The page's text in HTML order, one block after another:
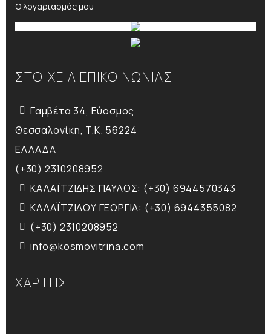
Ο λογαριασμός μου
ΣΤΟΙΧΕΙΑ ΕΠΙΚΟΙΝΩΝΙΑΣ
Γαμβέτα 34, Εύοσμος
Θεσσαλονίκη, T.K. 56224
ΕΛΛΑΔΑ
(+30) 2310208952
ΚΑΛΑΪΤΖΙΔΗΣ ΠΑΥΛΟΣ: (+30) 6944570343
ΚΑΛΑΪΤΖΙΔΟΥ ΓΕΩΡΓΙΑ: (+30) 6944355082
(+30) 2310208952
info@kosmovitrina.com
ΧΑΡΤΗΣ